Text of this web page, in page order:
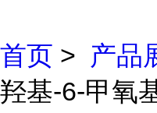
首页 > 产品
羟基-6-甲氧